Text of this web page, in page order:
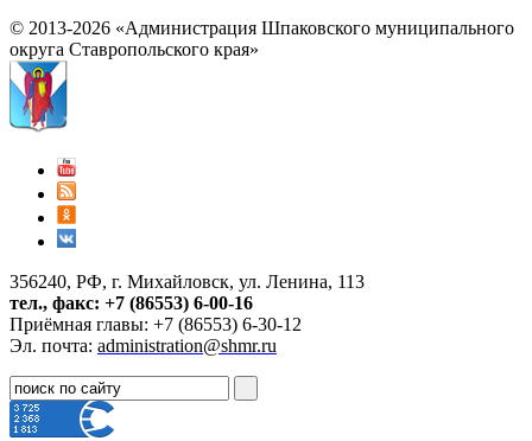
© 2013-2026 «Администрация Шпаковского муниципального
округа Ставропольского края»
356240, РФ, г. Михайловск, ул. Ленина, 113
тел., факс: +7 (86553) 6-00-16
Приёмная главы: +7 (86553) 6-30-12
Эл. почта: administration@shmr.ru